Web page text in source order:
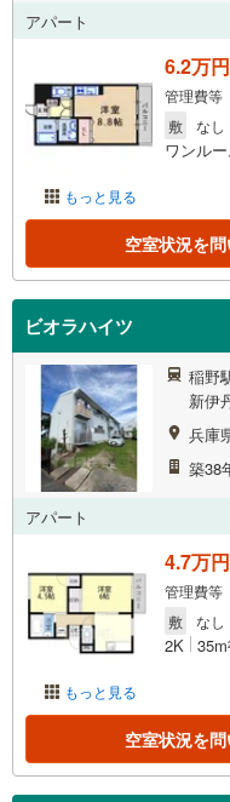
アパート
もっと見る
6.2万円
管理費等
敷
なし
ワンル
空室状況を
ビオラハイツ
稲野
新伊
兵庫
築38
アパート
もっと見る
4.7万円
管理費等
敷
なし
2K 35m
空室状況を